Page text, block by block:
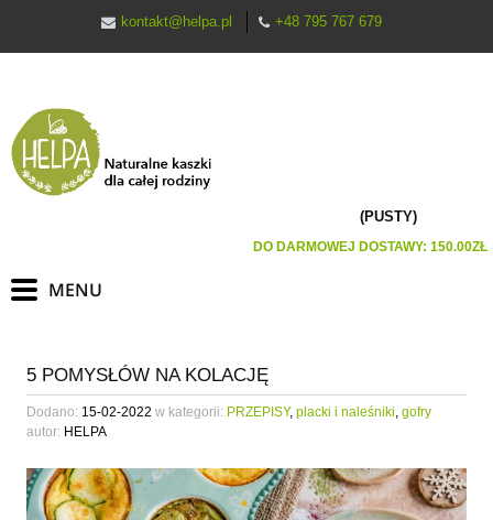
kontakt@helpa.pl +48 795 767 679
(PUSTY)
DO DARMOWEJ DOSTAWY: 150.00ZŁ
5 POMYSŁÓW NA KOLACJĘ
Dodano: 15-02-2022 w kategorii: PRZEPISY, placki i naleśniki, gofry
autor: HELPA